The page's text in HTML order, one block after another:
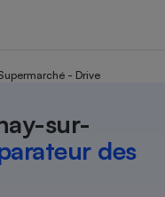
- Drive
sur-
des
de défense
judiciairegratuit
- Vente - Travaux
administrative
aérien